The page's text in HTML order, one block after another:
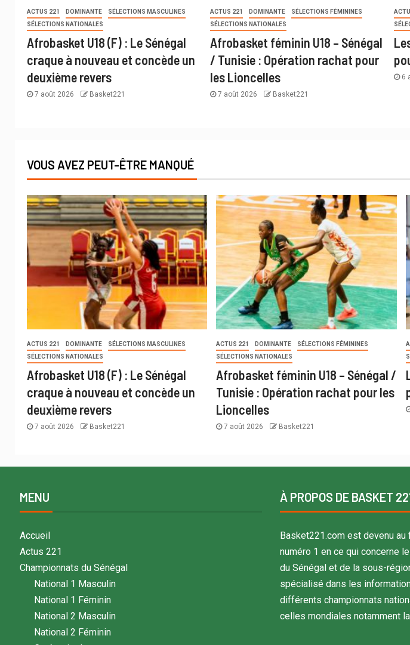
ACTUS 221 DOMINANTE
SÉLECTIONS MASCULINES
SÉLECTIONS NATIONALES
Afrobasket U18 (F) : Le Sénégal
craque à nouveau et concède un
deuxième revers
7 août 2026 Basket221
ACTUS 221 DOMINANTE
SÉLECTIONS FÉMININES
SÉLECTIONS NATIONALES
Afrobasket féminin U18 – Sénégal
/ Tunisie : Opération rachat pour
les Lioncelles
7 août 2026 Basket221
6
VOUS AVEZ PEUT-ÊTRE MANQUÉ
ACTUS 221 DOMINANTE
SÉLECTIONS MASCULINES
SÉLECTIONS NATIONALES
Afrobasket U18 (F) : Le Sénégal
craque à nouveau et concède un
deuxième revers
7 août 2026 Basket221
ACTUS 221 DOMINANTE
SÉLECTIONS FÉMININES
SÉLECTIONS NATIONALES
Afrobasket féminin U18 – Sénégal /
Tunisie : Opération rachat pour les
Lioncelles
7 août 2026 Basket221
MENU
Accueil
Actus 221
Championnats du Sénégal
National 1 Masculin
National 1 Féminin
National 2 Masculin
National 2 Féminin
À PROPOS DE BASKET
Basket221.com est devenu
numéro 1 en ce qui concerne
du Sénégal et de la sous-
spécialisé dans les
différents championnats
celles mondiales notamment